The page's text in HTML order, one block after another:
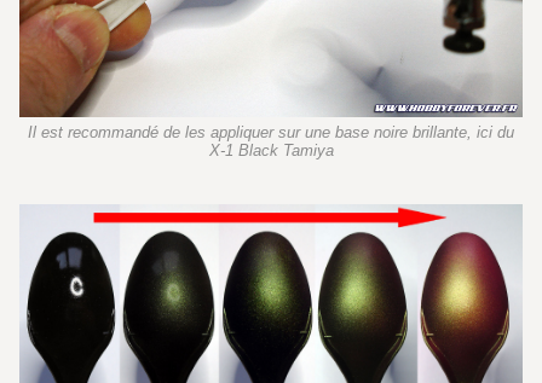
Il est recommandé de les appliquer sur une base noire brillante, ici du
X-1 Black Tamiya